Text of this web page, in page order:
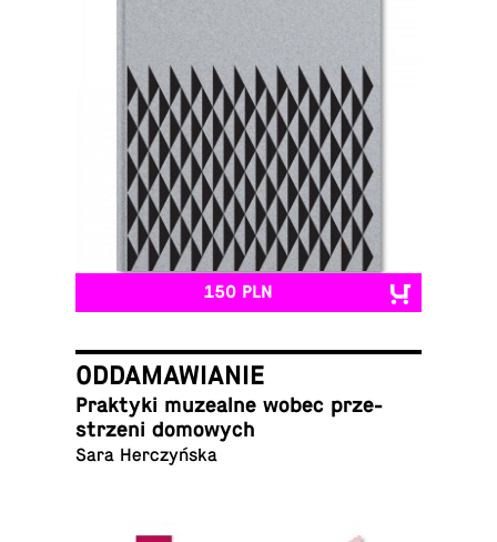
150 PLN
ODDAMAWIANIE
Prak­ty­ki mu­ze­al­ne wobec prze­
strze­ni domowych
Sara Herczyńska